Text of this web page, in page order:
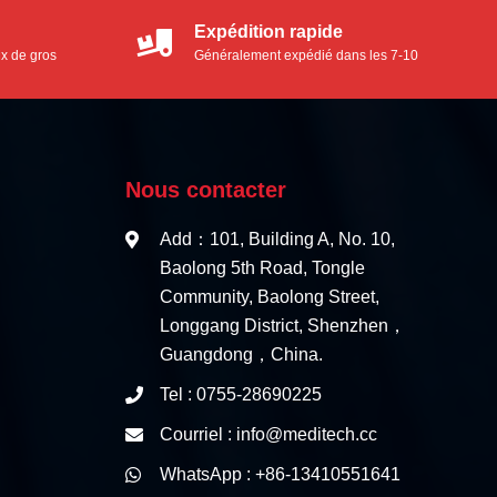
de gros
Expédition rapide
Généralement expédié dans les 7-10
Nous contacter
Add：101, Building A, No. 10,
Baolong 5th Road, Tongle
Community, Baolong Street,
Longgang District, Shenzhen，
Guangdong，China.
Tel : 0755-28690225
Courriel : info@meditech.cc
WhatsApp : +86-13410551641